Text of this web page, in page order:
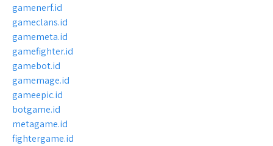
gamenerf.id
gameclans.id
gamemeta.id
gamefighter.id
gamebot.id
gamemage.id
gameepic.id
botgame.id
metagame.id
fightergame.id